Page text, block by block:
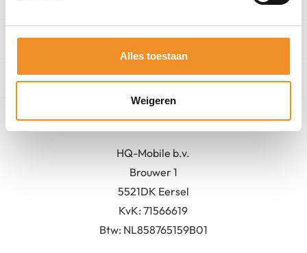
Alles toestaan
Weigeren
Algemeen
Contact
HQ-Mobile b.v.
Brouwer 1
5521DK Eersel
KvK:71566619
Btw: NL858765159B01